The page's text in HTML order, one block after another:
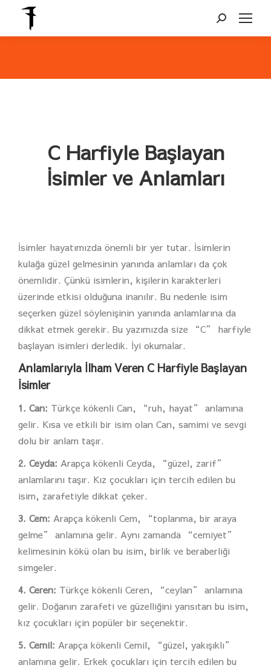
Search:
C Harfiyle Başlayan
İsimler ve Anlamları
İsimler hayatımızda önemli bir yer tutar. İsimlerin
kulağa güzel gelmesinin yanında anlamları da çok
önemlidir. Çünkü isimlerin, kişilerin karakterleri
üzerinde etkisi olduğuna inanılır. Bu nedenle isim
seçerken güzel söylenişinin yanında anlamlarına da
dikkat etmek gerekir. Bu yazımızda size “C” harfiyle
başlayan isimleri derledik. İyi okumalar.
Anlamlarıyla İlham Veren C Harfiyle Başlayan
İsimler
1. Can: Türkçe kökenli Can, “ruh, hayat” anlamına
gelir. Kısa ve etkili bir isim olan Can, samimi ve sevgi
dolu bir anlam taşır.
2. Ceyda: Arapça kökenli Ceyda, “güzel, zarif”
anlamlarını taşır. Kız çocukları için tercih edilen bu
isim, zarafetiyle dikkat çeker.
3. Cem: Arapça kökenli Cem, “toplanma, bir araya
gelme” anlamına gelir. Aynı zamanda “cemiyet”
kelimesinin kökü olan bu isim, birlik ve beraberliği
simgeler.
4. Ceren: Türkçe kökenli Ceren, “ceylan” anlamına
gelir. Doğanın zarafeti ve güzelliğini yansıtan bu isim,
kız çocukları için popüler bir seçenektir.
5. Cemil: Arapça kökenli Cemil, “güzel, yakışıklı”
anlamına gelir. Erkek çocukları için tercih edilen bu